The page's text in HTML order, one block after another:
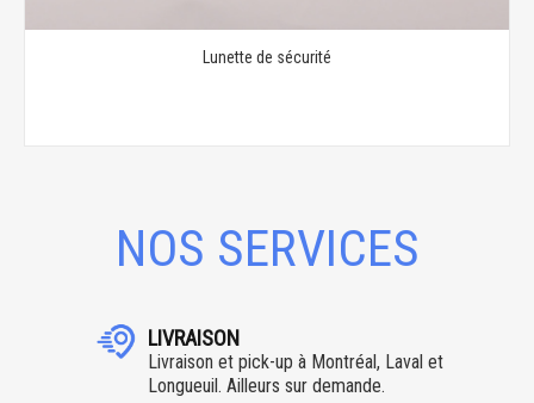
Lunette de sécurité
NOS SERVICES
LIVRAISON
Livraison et pick-up à Montréal, Laval et
Longueuil. Ailleurs sur demande.